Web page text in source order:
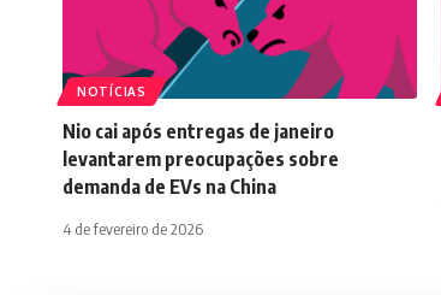
NOTÍCIAS
Nio cai após entregas de janeiro
levantarem preocupações sobre
demanda de EVs na China
4 de fevereiro de 2026